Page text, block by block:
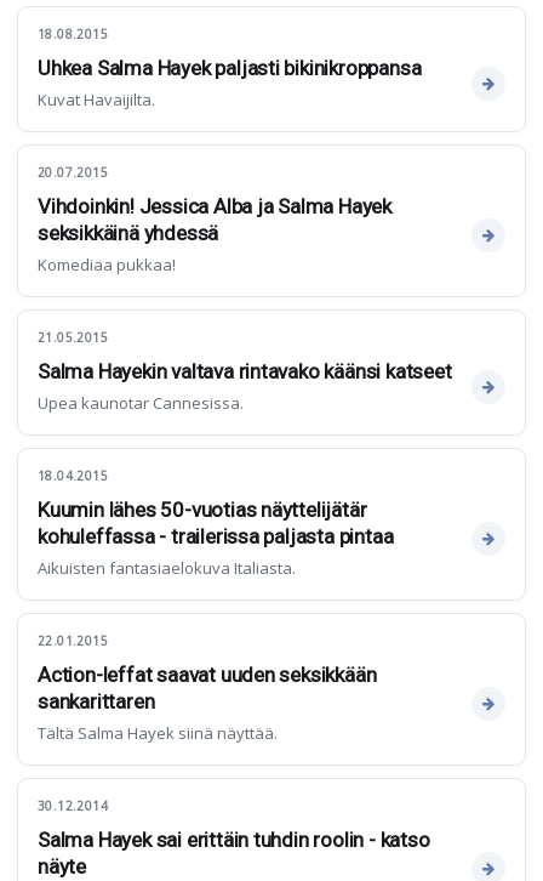
18.08.2015
Uhkea Salma Hayek paljasti bikinikroppansa
Kuvat Havaijilta.
20.07.2015
Vihdoinkin! Jessica Alba ja Salma Hayek
seksikkäinä yhdessä
Komediaa pukkaa!
21.05.2015
Salma Hayekin valtava rintavako käänsi katseet
Upea kaunotar Cannesissa.
18.04.2015
Kuumin lähes 50-vuotias näyttelijätär
kohuleffassa - trailerissa paljasta pintaa
Aikuisten fantasiaelokuva Italiasta.
22.01.2015
Action-leffat saavat uuden seksikkään
sankarittaren
Tältä Salma Hayek siinä näyttää.
30.12.2014
Salma Hayek sai erittäin tuhdin roolin - katso
näyte